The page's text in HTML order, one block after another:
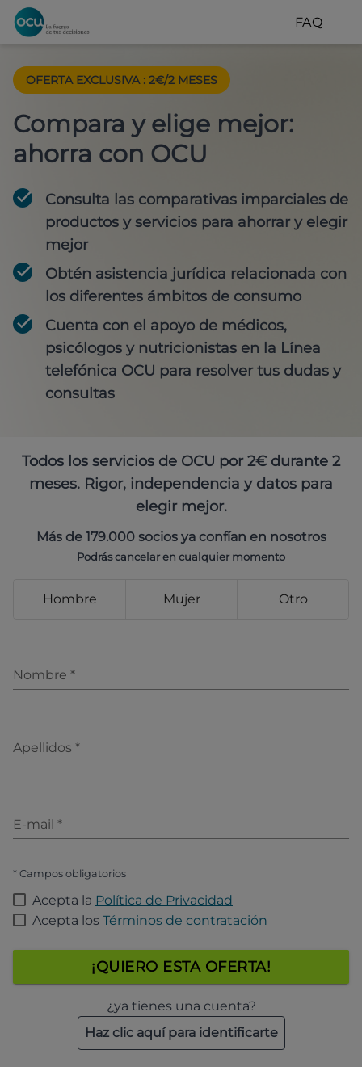
FAQ
OFERTA EXCLUSIVA : 2€/2 MESES
Compara y elige mejor:
ahorra con OCU
Consulta las comparativas imparciales de
productos y servicios para ahorrar y elegir
mejor
Obtén asistencia jurídica relacionada con
los diferentes ámbitos de consumo
Cuenta con el apoyo de médicos,
psicólogos y nutricionistas en la Línea
telefónica OCU para resolver tus dudas y
consultas
Todos los servicios de OCU por 2€ durante 2
meses. Rigor, independencia y datos para
elegir mejor.
Más de 179.000 socios ya confían en nosotros
Podrás cancelar en cualquier momento
Hombre Mujer Otro
Nombre *
Apellidos *
E-mail *
* Campos obligatorios
Acepta la Política de Privacidad
Acepta los Términos de contratación
¡QUIERO ESTA OFERTA!
¿ya tienes una cuenta?
Haz clic aquí para identificarte